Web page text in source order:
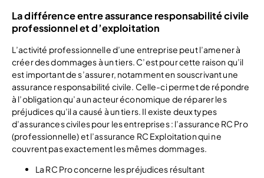
La différence entre assurance responsabilité civile
professionnel et d’exploitation
L’activité professionnelle d’une entreprise peut l’amener à
créer des dommages à un tiers. C’est pour cette raison qu’il
est important de s’assurer, notamment en souscrivant une
assurance responsabilité civile. Celle-ci permet de répondre
à l’obligation qu’a un acteur économique de réparer les
préjudices qu’il a causé à un tiers. Il existe deux types
d’assurances civiles pour les entreprises : l’assurance RC Pro
(professionnelle) et l’assurance RC Exploitation qui ne
couvrent pas exactement les mêmes dommages.
La RC Pro concerne les préjudices résultant